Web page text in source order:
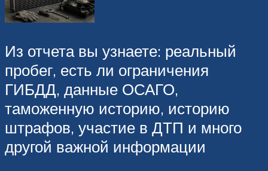
Из отчета вы узнаете: реальный
пробег, есть ли ограничения
ГИБДД, данные ОСАГО,
таможенную историю, историю
штрафов, участие в ДТП и много
другой важной информации